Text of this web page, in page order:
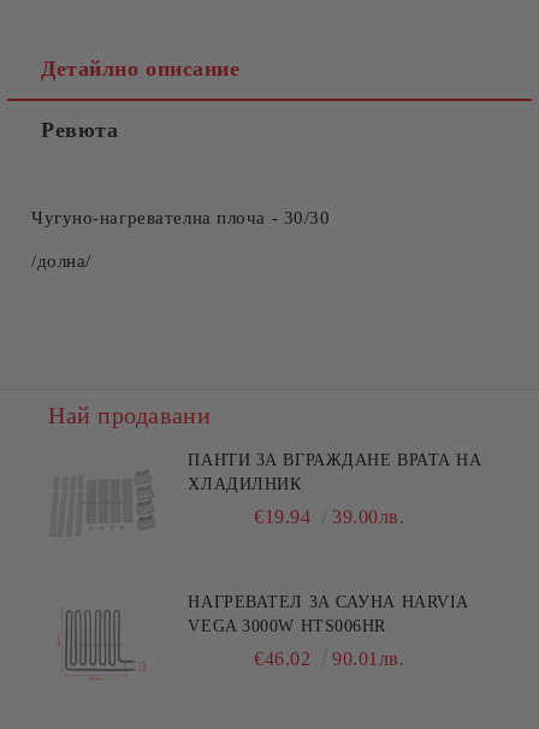
Детайлно описание
Ревюта
Чугуно-нагревателна плоча - 30/30
/долна/
Най продавани
ПАНТИ ЗА ВГРАЖДАНЕ ВРАТА НА
ХЛАДИЛНИК
€19.94 39.00лв.
НАГРЕВАТЕЛ ЗА САУНА HARVIA
VEGA 3000W HTS006HR
€46.02 90.01лв.